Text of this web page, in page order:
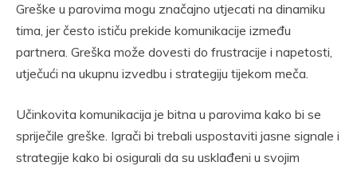
Greške u parovima mogu značajno utjecati na dinamiku
tima, jer često ističu prekide komunikacije između
partnera. Greška može dovesti do frustracije i napetosti,
utječući na ukupnu izvedbu i strategiju tijekom meča.
Učinkovita komunikacija je bitna u parovima kako bi se
spriječile greške. Igrači bi trebali uspostaviti jasne signale i
strategije kako bi osigurali da su usklađeni u svojim